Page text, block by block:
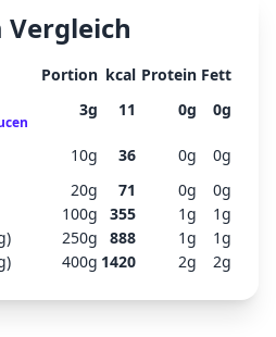
Portion kcal Protein Fett
3g 11 0g 0g
10g 36 0g 0g
20g 71 0g 0g
100g 355 1g 1g
250g 888 1g 1g
400g 1420 2g 2g